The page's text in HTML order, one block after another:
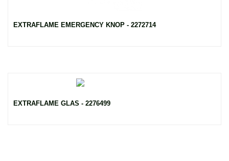
EXTRAFLAME EMERGENCY KNOP - 2272714
EXTRAFLAME GLAS - 2276499